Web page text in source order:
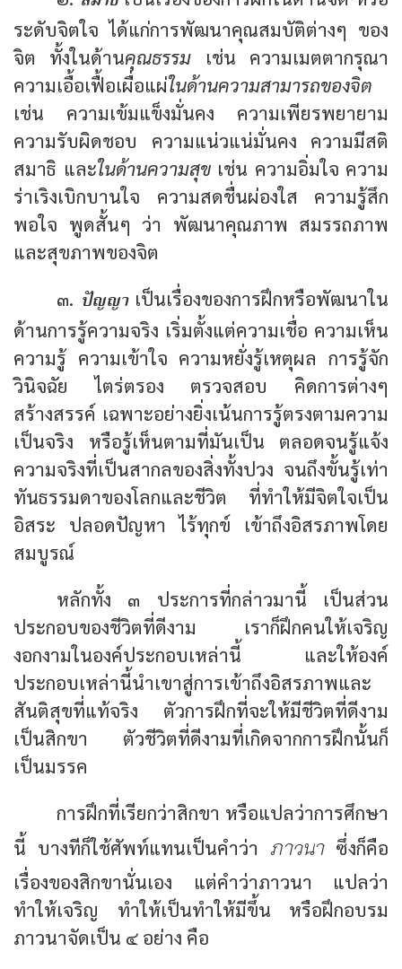
ระดับจิตใจ ได้แก่การพัฒนาคุณสมบัติต่างๆ ของ
จิต ทั้งในด้านคุณธรรม เช่น ความเมตตากรุณา
ความเอื้อเฟื้อเผื่อแผ่ในด้านความสามารถของจิต
เช่น ความเข้มแข็งมั่นคง ความเพียรพยายาม
ความรับผิดชอบ ความแน่วแน่มั่นคง ความมีสติ
สมาธิ และในด้านความสุขเช่น ความอิ่มใจ ความ
ร่าเริงเบิกบานใจ ความสดชื่นผ่องใส ความรู้สึก
พอใจ พูดสั้นๆ ว่า พัฒนาคุณภาพ สมรรถภาพ
และสุขภาพของจิต
๓. ปัญญาเป็นเรื่องของการฝึกหรือพัฒนาใน
ด้านการรู้ความจริง เริ่มตั้งแต่ความเชื่อ ความเห็น
ความรู้ ความเข้าใจ ความหยั่งรู้เหตุผล การรู้จัก
วินิจฉัย ไตร่ตรอง ตรวจสอบ คิดการต่างๆ
สร้างสรรค์ เฉพาะอย่างยิ่งเน้นการรู้ตรงตามความ
เป็นจริง หรือรู้เห็นตามที่มันเป็น ตลอดจนรู้แจ้ง
ความจริงที่เป็นสากลของสิ่งทั้งปวง จนถึงขั้นรู้เท่า
ทันธรรมดาของโลกและชีวิต ที่ทำให้มีจิตใจเป็น
อิสระ ปลอดปัญหา ไร้ทุกข์ เข้าถึงอิสรภาพโดย
สมบูรณ์
หลักทั้ง ๓ ประการที่กล่าวมานี้ เป็นส่วน
ประกอบของชีวิตที่ดีงาม เราก็ฝึกคนให้เจริญ
งอกงามในองค์ประกอบเหล่านี้ และให้องค์
ประกอบเหล่านี้นำเขาสู่การเข้าถึงอิสรภาพและ
สันติสุขที่แท้จริง ตัวการฝึกที่จะให้มีชีวิตที่ดีงาม
เป็นสิกขา ตัวชีวิตที่ดีงามที่เกิดจากการฝึกนั้นก็
เป็นมรรค
การฝึกที่เรียกว่าสิกขา หรือแปลว่าการศึกษา
นี้ บางทีก็ใช้ศัพท์แทนเป็นคำว่า ภาวนาซึ่งก็คือ
เรื่องของสิกขานั่นเอง แต่คำว่าภาวนา แปลว่า
ทำให้เจริญ ทำให้เป็นทำให้มีขึ้น หรือฝึกอบรม
ภาวนาจัดเป็น ๔ อย่าง คือ